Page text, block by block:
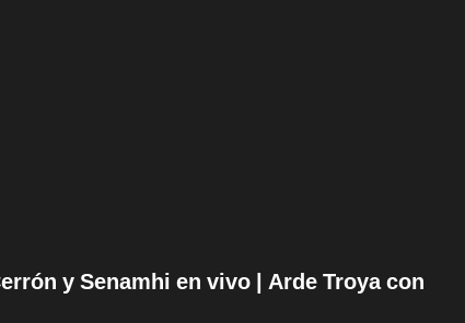
y Senamhi en vivo | Arde Troya con